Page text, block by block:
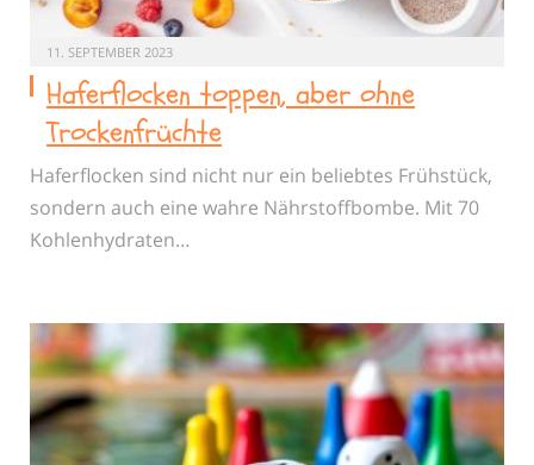
11. SEPTEMBER 2023
Haferflocken toppen, aber ohne
Trockenfrüchte
Haferflocken sind nicht nur ein beliebtes Frühstück,
sondern auch eine wahre Nährstoffbombe. Mit 70
Kohlenhydraten…